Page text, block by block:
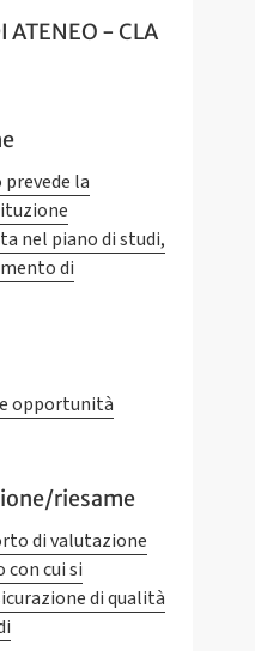
ATENEO - CLA
la
nel piano di studi,
di
opportunità
riesame
di valutazione
cui si
di qualità